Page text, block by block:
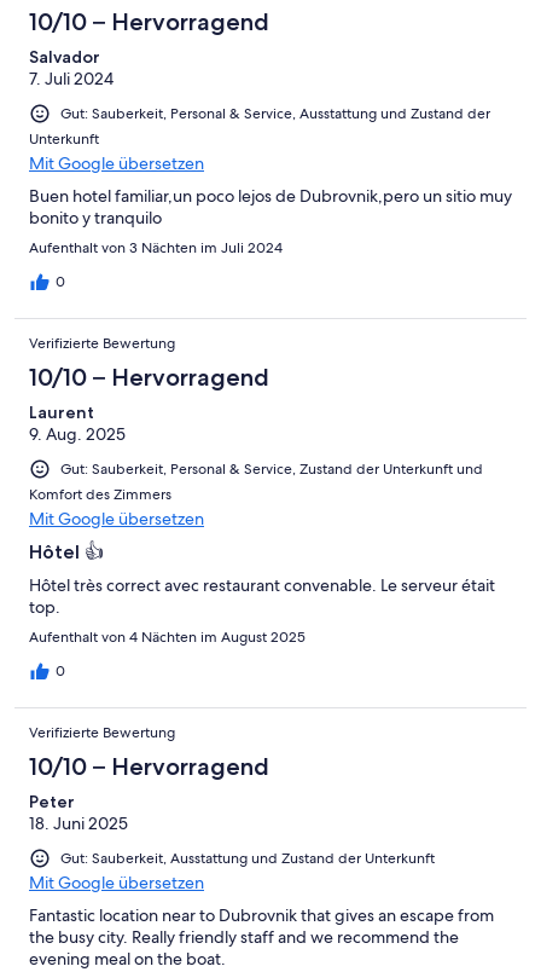
10/10 – Hervorragend
Salvador
7. Juli 2024
Gut: Sauberkeit, Personal & Service, Ausstattung und Zustand der
Unterkunft
Mit Google übersetzen
Buen hotel familiar,un poco lejos de Dubrovnik,pero un sitio muy
bonito y tranquilo
Aufenthalt von 3 Nächten im Juli 2024
0
Verifizierte Bewertung
10/10 – Hervorragend
Laurent
9. Aug. 2025
Gut: Sauberkeit, Personal & Service, Zustand der Unterkunft und
Komfort des Zimmers
Mit Google übersetzen
Hôtel 👍
Hôtel très correct avec restaurant convenable. Le serveur était
top.
Aufenthalt von 4 Nächten im August 2025
0
Verifizierte Bewertung
10/10 – Hervorragend
Peter
18. Juni 2025
Gut: Sauberkeit, Ausstattung und Zustand der Unterkunft
Mit Google übersetzen
Fantastic location near to Dubrovnik that gives an escape from
the busy city. Really friendly staff and we recommend the
evening meal on the boat.